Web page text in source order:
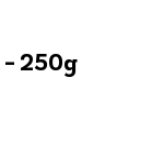
250g